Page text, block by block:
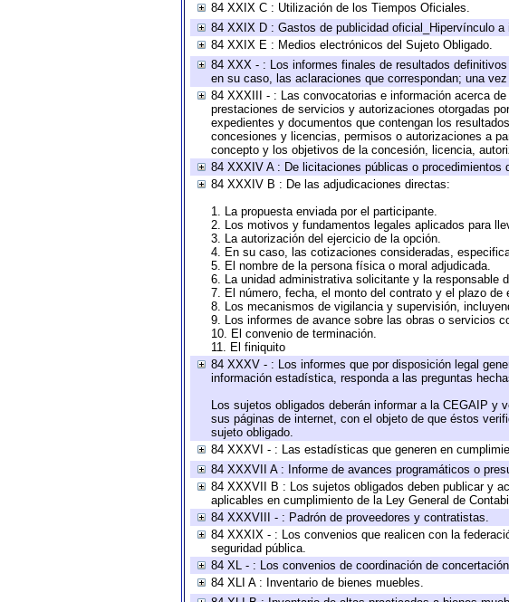
84 XXIX C : Utilización de los Tiempos Oficiales.
84 XXIX D : Gastos de publicidad oficial_Hipervínculo
84 XXIX E : Medios electrónicos del Sujeto Obligado.
84 XXX - : Los informes finales de resultados
en su caso, las aclaraciones que correspondan; una
84 XXXIII - : Las convocatorias e información acerca
prestaciones de servicios y autorizaciones otorgadas
expedientes y documentos que contengan los
concesiones y licencias, permisos o autorizaciones a
concepto y los objetivos de la concesión, licencia,
84 XXXIV A : De licitaciones públicas o procedimientos
84 XXXIV B : De las adjudicaciones directas:
1. La propuesta enviada por el participante.
2. Los motivos y fundamentos legales aplicados para
3. La autorización del ejercicio de la opción.
4. En su caso, las cotizaciones consideradas,
5. El nombre de la persona física o moral adjudicada.
6. La unidad administrativa solicitante y la responsable
7. El número, fecha, el monto del contrato y el plazo
8. Los mecanismos de vigilancia y supervisión,
9. Los informes de avance sobre las obras o servicios
10. El convenio de terminación.
11. El finiquito
84 XXXV - : Los informes que por disposición legal
información estadística, responda a las preguntas
Los sujetos obligados deberán informar a la CEGAIP y
sus páginas de internet, con el objeto de que éstos
sujeto obligado.
84 XXXVI - : Las estadísticas que generen en
84 XXXVII A : Informe de avances programáticos o
84 XXXVII B : Los sujetos obligados deben publicar y
aplicables en cumplimiento de la Ley General de
84 XXXVIII - : Padrón de proveedores y contratistas.
84 XXXIX - : Los convenios que realicen con la
seguridad pública.
84 XL - : Los convenios de coordinación de
84 XLI A : Inventario de bienes muebles.